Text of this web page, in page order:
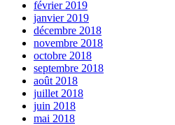
février 2019
janvier 2019
décembre 2018
novembre 2018
octobre 2018
septembre 2018
août 2018
juillet 2018
juin 2018
mai 2018